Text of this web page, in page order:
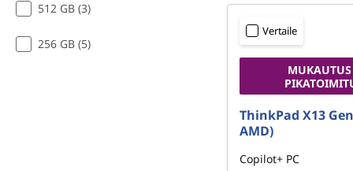
512 GB (3)
256 GB (5)
Vertaile
ThinkPad X13
AMD)
Copilot+ PC